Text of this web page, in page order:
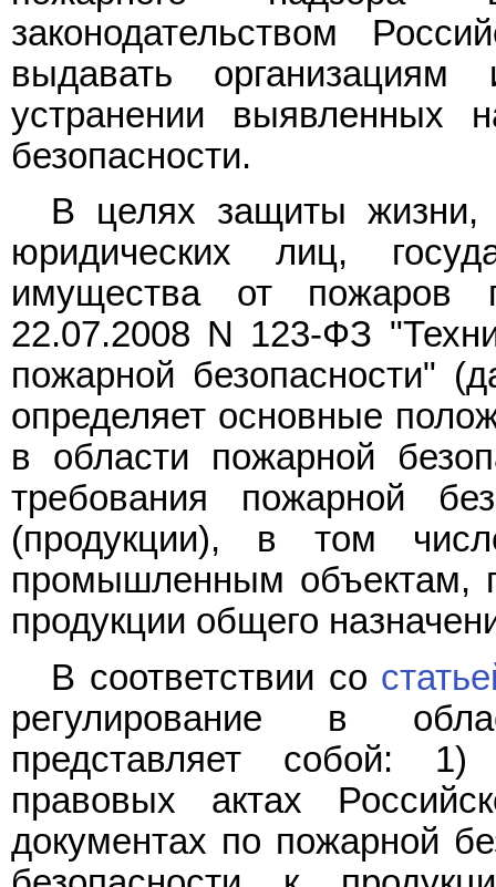
законодательством
выдавать
устранении выявленных
безопасности.
В целях защиты жизни,
юридических лиц,
имущества от пожаров
22.07.2008 N 123-ФЗ
пожарной безопасности"
определяет основные
в области пожарной
требования пожарной
(продукции), в том
промышленным объектам,
продукции общего
В соответствии со
регулирование в
представляет собой:
правовых актах
документах по пожарной